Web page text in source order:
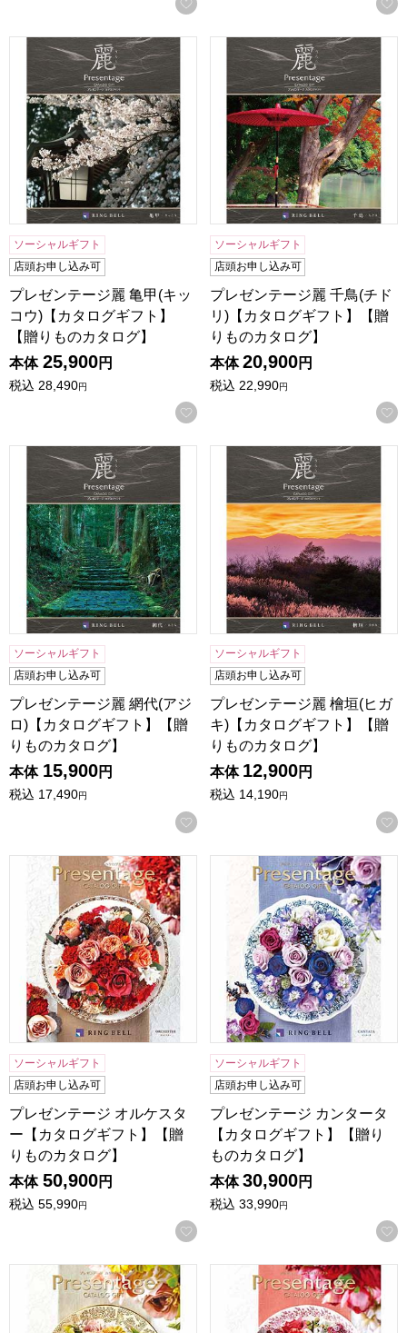
プレゼンテージ麗 亀甲(キッコウ)【カタログギフト】【贈り
ソーシャルギフト
店頭お申し込み可
プレゼンテージ麗 亀甲(キッ
コウ)【カタログギフト】
【贈りものカタログ】
本体 25,900円
税込 28,490円
お気に入りに登録する
プレゼンテージ麗 千鳥(チド
ソーシャルギフト
店頭お申し込み可
プレゼンテージ麗 千鳥(チド
リ)【カタログギフト】【贈
りものカタログ】
本体 20,900円
税込 22,990円
プレゼンテージ麗 網代(アジロ)【カタログギフト】【贈りも
ソーシャルギフト
店頭お申し込み可
プレゼンテージ麗 網代(アジ
ロ)【カタログギフト】【贈
りものカタログ】
本体 15,900円
税込 17,490円
お気に入りに登録する
プレゼンテージ麗 檜垣(ヒガ
ソーシャルギフト
店頭お申し込み可
プレゼンテージ麗 檜垣(ヒガ
キ)【カタログギフト】【贈
りものカタログ】
本体 12,900円
税込 14,190円
プレゼンテージ オルケスター【カタログギフト】【贈りも
ソーシャルギフト
店頭お申し込み可
プレゼンテージ オルケスタ
ー【カタログギフト】【贈
りものカタログ】
本体 50,900円
税込 55,990円
お気に入りに登録する
プレゼンテージ カンタータ
ソーシャルギフト
店頭お申し込み可
プレゼンテージ カンタータ
【カタログギフト】【贈り
ものカタログ】
本体 30,900円
税込 33,990円
プレゼンテージ アレグロ【カタログギフト】【贈りものカ
プレゼンテージ アンサンブ